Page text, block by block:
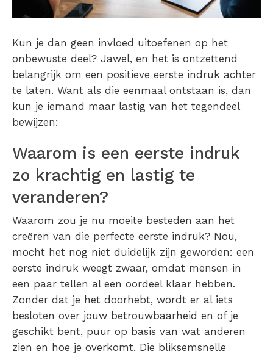
Kun je dan geen invloed uitoefenen op het
onbewuste deel? Jawel, en het is ontzettend
belangrijk om een positieve eerste indruk achter
te laten. Want als die eenmaal ontstaan is, dan
kun je iemand maar lastig van het tegendeel
bewijzen:
Waarom is een eerste indruk
zo krachtig en lastig te
veranderen?
Waarom zou je nu moeite besteden aan het
creëren van die perfecte eerste indruk? Nou,
mocht het nog niet duidelijk zijn geworden: een
eerste indruk weegt zwaar, omdat mensen in
een paar tellen al een oordeel klaar hebben.
Zonder dat je het doorhebt, wordt er al iets
besloten over jouw betrouwbaarheid en of je
geschikt bent, puur op basis van wat anderen
zien en hoe je overkomt. Die bliksemsnelle